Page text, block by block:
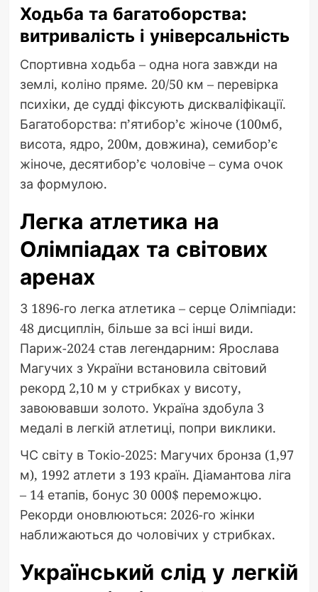
Ходьба та багатоборства:
витривалість і універсальність
Спортивна ходьба – одна нога завжди на
землі, коліно пряме. 20/50 км – перевірка
психіки, де судді фіксують дискваліфікації.
Багатоборства: п’ятибор’є жіноче (100мб,
висота, ядро, 200м, довжина), семибор’є
жіноче, десятибор’є чоловіче – сума очок
за формулою.
Легка атлетика на
Олімпіадах та світових
аренах
З 1896-го легка атлетика – серце Олімпіади:
48 дисциплін, більше за всі інші види.
Париж-2024 став легендарним: Ярослава
Магучих з України встановила світовий
рекорд 2,10 м у стрибках у висоту,
завоювавши золото. Україна здобула 3
медалі в легкій атлетиці, попри виклики.
ЧС світу в Токіо-2025: Магучих бронза (1,97
м), 1992 атлети з 193 країн. Діамантова ліга
– 14 етапів, бонус 30 000$ переможцю.
Рекорди оновлюються: 2026-го жінки
наближаються до чоловічих у стрибках.
Український слід у легкій